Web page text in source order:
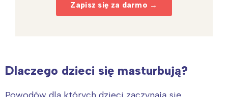
Zapisz się za darmo →
Dlaczego dzieci się masturbują?